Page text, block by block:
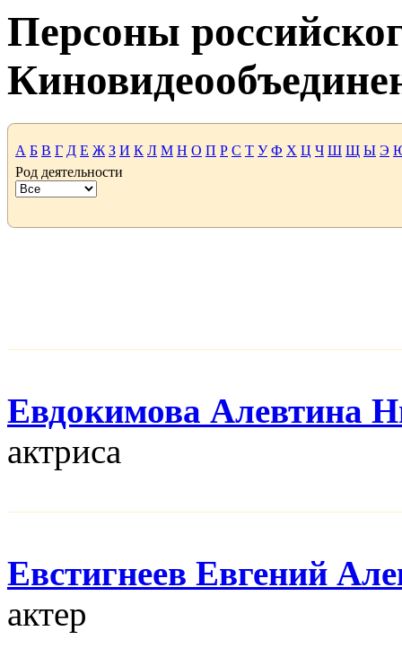
Персоны
А Б В Г Д Е Ж З И К Л М Н О П Р С Т У Ф Х Ц Ч Ш Щ Ы Э
Род деятельности
Евдокимова Алевтина
актриса
Евстигнеев Евгений
актер